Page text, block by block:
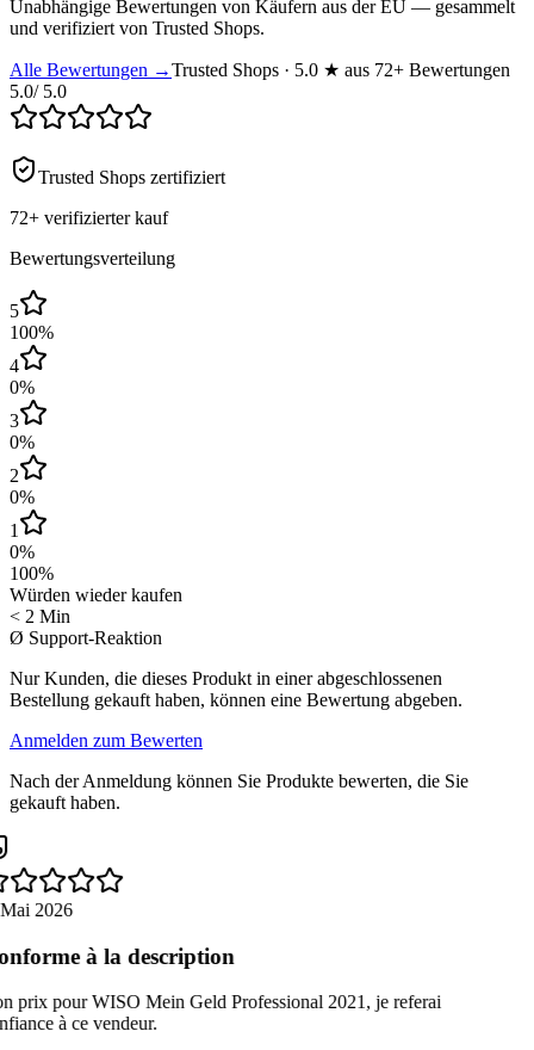
Unabhängige Bewertungen von Käufern aus der EU — gesammelt
und verifiziert von Trusted Shops.
Alle Bewertungen →Trusted Shops · 5.0 ★ aus 72+ Bewertungen
5.0/ 5.0
Trusted Shops zertifiziert
72+ verifizierter kauf
Bewertungsverteilung
5
100%
4
0%
3
0%
2
0%
1
0%
100%
Würden wieder kaufen
< 2 Min
Ø Support-Reaktion
Nur Kunden, die dieses Produkt in einer abgeschlossenen
Bestellung gekauft haben, können eine Bewertung abgeben.
Anmelden zum Bewerten
Nach der Anmeldung können Sie Produkte bewerten, die Sie
gekauft haben.
2026
à la description
prix pour WISO Mein Geld Professional 2021, je referai
à ce vendeur.